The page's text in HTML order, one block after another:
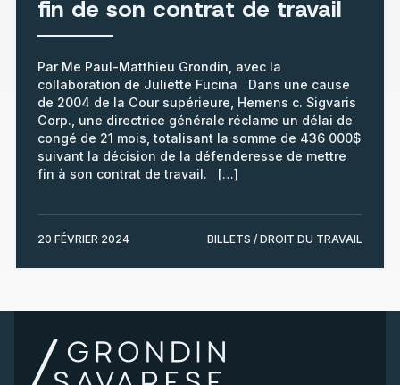
fin de son contrat de travail
Par Me Paul-Matthieu Grondin, avec la
collaboration de Juliette Fucina Dans une cause
de 2004 de la Cour supérieure, Hemens c. Sigvaris
Corp., une directrice générale réclame un délai de
congé de 21 mois, totalisant la somme de 436 000$
suivant la décision de la défenderesse de mettre
fin à son contrat de travail. […]
20 FÉVRIER 2024 BILLETS / DROIT DU TRAVAIL